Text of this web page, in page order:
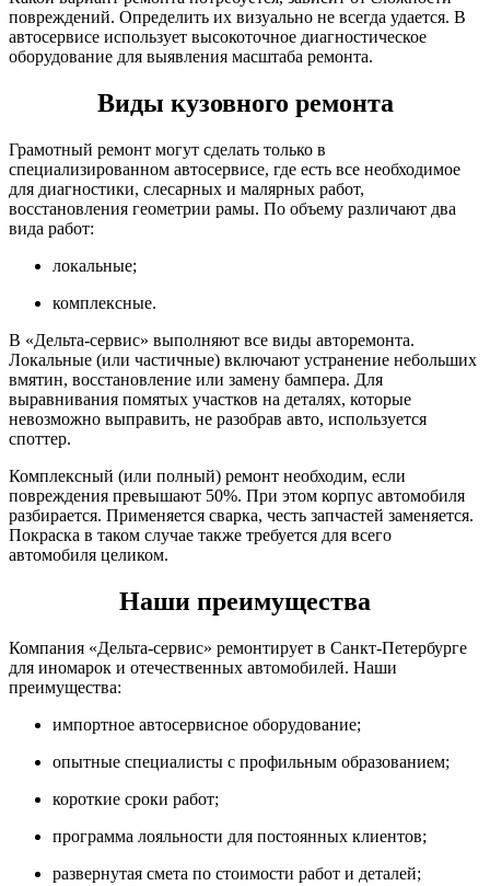
повреждений. Определить их визуально не всегда удается. В
автосервисе использует высокоточное диагностическое
оборудование для выявления масштаба ремонта.
Виды кузовного ремонта
Грамотный ремонт могут сделать только в
специализированном автосервисе, где есть все необходимое
для диагностики, слесарных и малярных работ,
восстановления геометрии рамы. По объему различают два
вида работ:
локальные;
комплексные.
В «Дельта-сервис» выполняют все виды авторемонта.
Локальные (или частичные) включают устранение небольших
вмятин, восстановление или замену бампера. Для
выравнивания помятых участков на деталях, которые
невозможно выправить, не разобрав авто, используется
споттер.
Комплексный (или полный) ремонт необходим, если
повреждения превышают 50%. При этом корпус автомобиля
разбирается. Применяется сварка, честь запчастей заменяется.
Покраска в таком случае также требуется для всего
автомобиля целиком.
Наши преимущества
Компания «Дельта-сервис» ремонтирует в Санкт-Петербурге
для иномарок и отечественных автомобилей. Наши
преимущества:
импортное автосервисное оборудование;
опытные специалисты с профильным образованием;
короткие сроки работ;
программа лояльности для постоянных клиентов;
развернутая смета по стоимости работ и деталей;